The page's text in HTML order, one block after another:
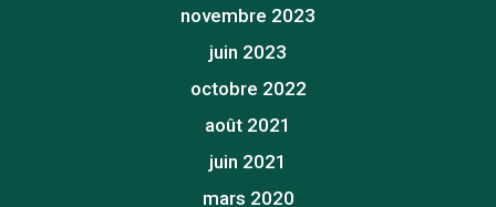
novembre 2023
juin 2023
octobre 2022
août 2021
juin 2021
mars 2020